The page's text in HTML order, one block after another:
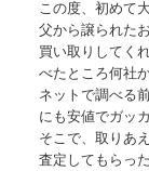
この度、初めて
父から譲られた
買い取りしてく
べたところ何社
ネットで調べる
にも安値でガッ
そこで、取りあ
査定してもらっ